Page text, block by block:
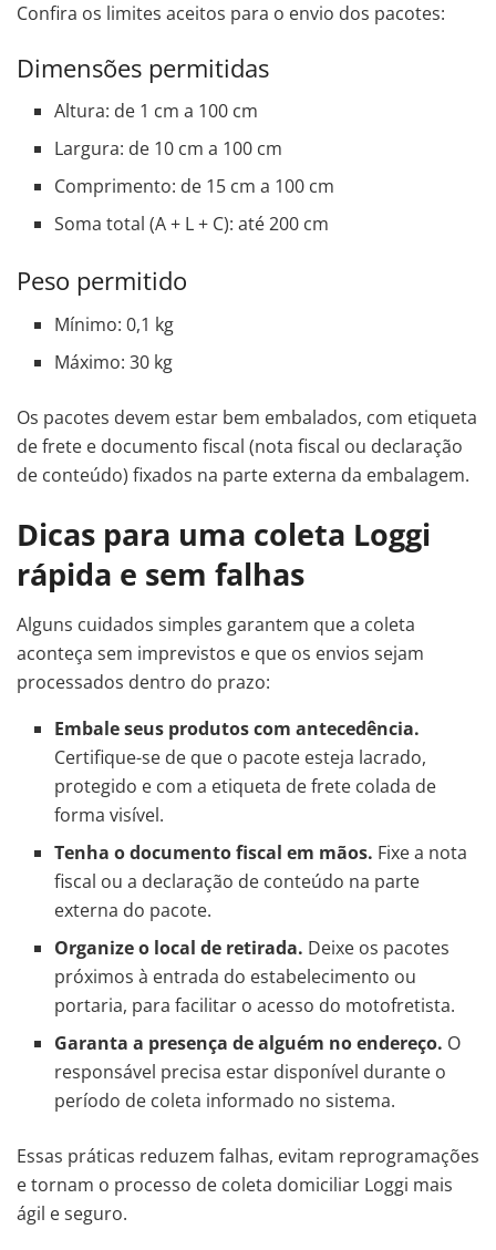
Confira os limites aceitos para o envio dos pacotes:
Dimensões permitidas
Altura: de 1 cm a 100 cm
Largura: de 10 cm a 100 cm
Comprimento: de 15 cm a 100 cm
Soma total (A + L + C): até 200 cm
Peso permitido
Mínimo: 0,1 kg
Máximo: 30 kg
Os pacotes devem estar bem embalados, com etiqueta
de frete e documento fiscal (nota fiscal ou declaração
de conteúdo) fixados na parte externa da embalagem.
Dicas para uma coleta Loggi
rápida e sem falhas
Alguns cuidados simples garantem que a coleta
aconteça sem imprevistos e que os envios sejam
processados dentro do prazo:
Embale seus produtos com antecedência.
Certifique-se de que o pacote esteja lacrado,
protegido e com a etiqueta de frete colada de
forma visível.
Tenha o documento fiscal em mãos. Fixe a nota
fiscal ou a declaração de conteúdo na parte
externa do pacote.
Organize o local de retirada. Deixe os pacotes
próximos à entrada do estabelecimento ou
portaria, para facilitar o acesso do motofretista.
Garanta a presença de alguém no endereço. O
responsável precisa estar disponível durante o
período de coleta informado no sistema.
Essas práticas reduzem falhas, evitam reprogramações
e tornam o processo de coleta domiciliar Loggi mais
ágil e seguro.